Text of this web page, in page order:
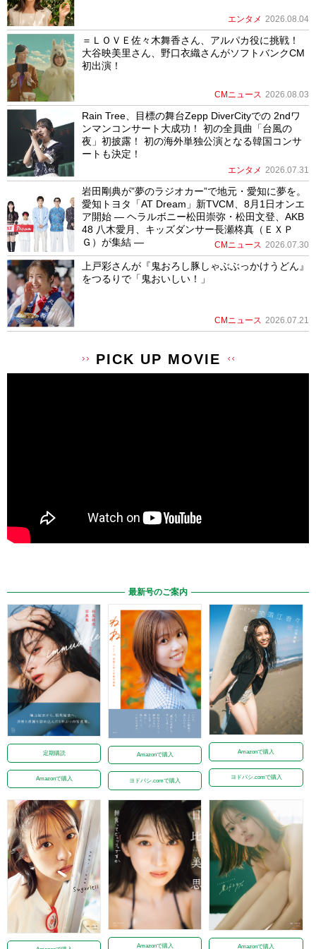
エンタメ 2026.08.04
＝ＬＯＶＥ佐々木舞香さん、アルパカ役に挑戦！
大谷映美里さん、野口衣織さんがソフトバンクCM
初出演！
CMニュース 2026.08.03
Rain Tree、目標の舞台Zepp DiverCityでの 2ndワ
ンマンコンサート大成功！ 初の全員曲「台風の
夜」初披露！ 初の海外単独公演となる韓国コンサ
ートも決定！
エンタメ 2026.07.31
岩田剛典が”夢のラジオカー”で地元・愛知に夢を。
愛知トヨタ「AT Dream」新TVCM、8月1日オンエ
ア開始 ― ヘラルボニー松田崇弥・松田文登、AKB
48 八木愛月、キッズダンサー長瀬柊真（ＥＸＰ
Ｇ）が集結 ―
CMニュース 2026.07.30
上戸彩さんが『鬼おろし豚しゃぶぶっかけうどん』
をつるりで「鬼おいしい！」
CMニュース 2026.07.21
PICK UP MOVIE
最新号のご案内
定期購読
Amazonで購入
Amazonで購入
ヨドバシ.comで購入
Amazonで購入
ヨドバシ.comで購入
Amazonで購入 Amazonで購入